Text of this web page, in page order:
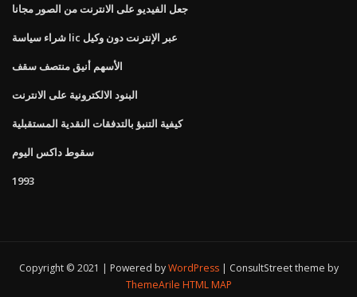
جعل الفيديو على الانترنت من الصور مجانا
شراء سياسة lic عبر الإنترنت دون وكيل
الأسهم أنيق منتصف سقف
البنود الالكترونية على الانترنت
كيفية التنبؤ بالتدفقات النقدية المستقبلية
سقوط داكس اليوم
1993
Copyright © 2021 | Powered byWordPress
ConsultStreet theme by
ThemeArile HTML MAP